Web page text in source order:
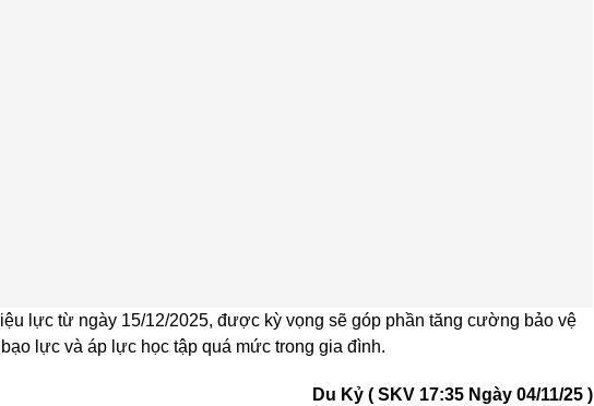
lực từ ngày 15/12/2025, được kỳ vọng sẽ góp phần tăng cường bảo vệ
bạo lực và áp lực học tập quá mức trong gia đình.
Du Kỷ ( SKV 17:35 Ngày 04/11/25 )